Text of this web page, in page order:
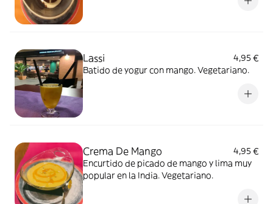
Lassi
4,95 €
Batido de yogur con mango. Vegetariano.
Crema De Mango
4,95 €
Encurtido de picado de mango y lima muy
popular en la India. Vegetariano.